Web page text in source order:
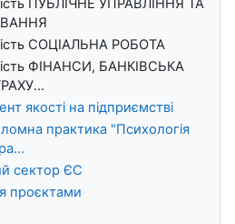
ПУБЛІЧНЕ УПРАВЛІННЯ ТА
СОЦІАЛЬНА РОБОТА
ФІНАНСИ, БАНКІВСЬКА
якості на підприємстві
практика "Психологія
сектор ЄС
проєктами